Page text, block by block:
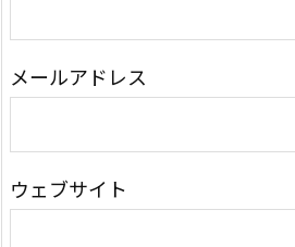
メールアドレス
ウェブサイト